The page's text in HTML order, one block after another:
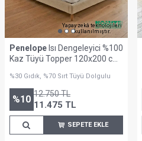
Yapay zekâ teknolojileri
kullanılmıştır.
Penelope Isı Dengeleyici %100
Kaz Tüyü Topper 120x200 cm
%30 Gıdık, %70 Sırt Tüyü Dolgulu
%10 12.750TL
11.475 TL
SEPETE EKLE